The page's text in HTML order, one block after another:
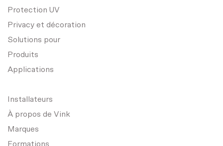
Protection UV
Privacy et décoration
Solutions pour
Produits
Applications
Installateurs
À propos de Vink
Marques
Formations